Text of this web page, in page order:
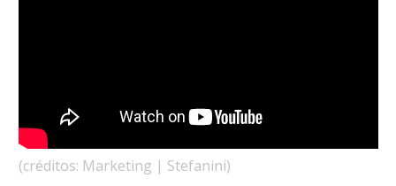
(créditos: Marketing | Stefanini)